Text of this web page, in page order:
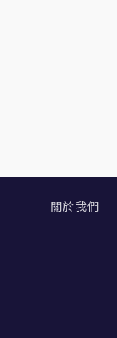
關於我們